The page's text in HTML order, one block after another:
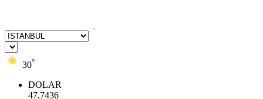
30°
DOLAR
47,7436